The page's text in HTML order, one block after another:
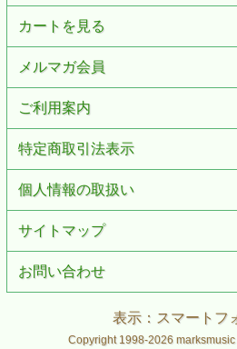
堅牢性抜群のスチール製
スプリング式レバーとロック式
整
位置調整可能なラバー・スリー
ポート
Specs
材質
鋼鉄
許容質量
付属品
外形寸法
775 - 245（
外形寸法（折りたた
み時）
130（W）
質量
4.0kg
カートを見る
メルマガ会員
ご利用案内
特定商取引法表示
個人情報の取扱い
サイトマップ
お問い合わせ
表示：スマートフ
Copyright 1998-2026